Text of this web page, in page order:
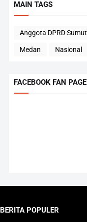
MAIN TAGS
Anggota DPRD Sumut
Medan Nasional
FACEBOOK FAN PAGE
BERITA POPULER